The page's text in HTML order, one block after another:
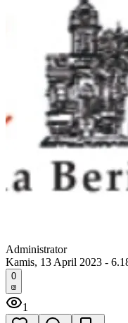
Administrator
Kamis, 13 April 2023 -
0
1